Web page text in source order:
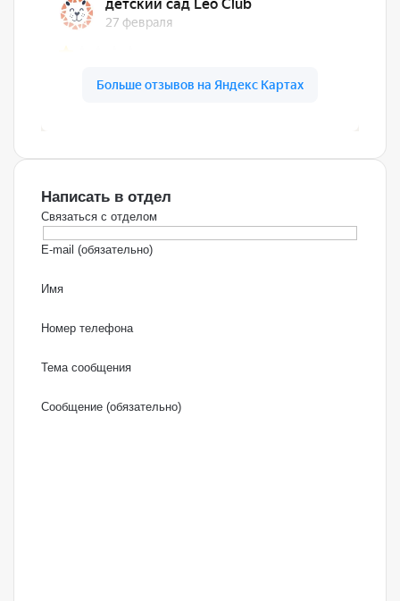
Написать в отдел
Связаться с отделом
E-mail (обязательно)
Имя
Номер телефона
Тема сообщения
Сообщение (обязательно)